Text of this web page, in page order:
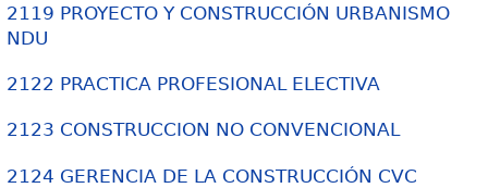
2119 PROYECTO Y CONSTRUCCIÓN URBANISMO
NDU
2122 PRACTICA PROFESIONAL ELECTIVA
2123 CONSTRUCCION NO CONVENCIONAL
2124 GERENCIA DE LA CONSTRUCCIÓN CVC